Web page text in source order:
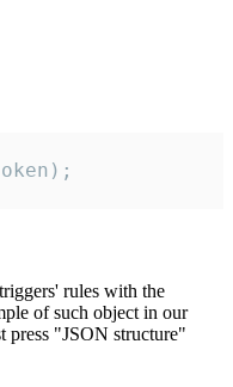
rules with the
of such object in our
press "JSON structure"